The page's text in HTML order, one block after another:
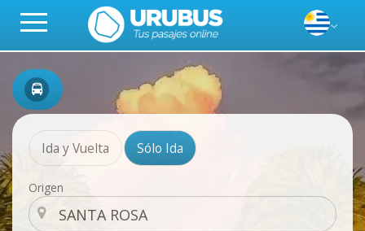
Ida y Vuelta Sólo Ida
Origen